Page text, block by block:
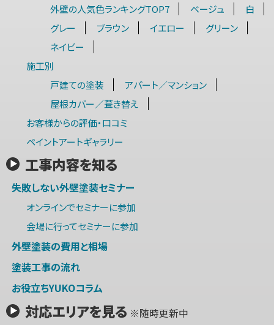
外壁の人気色ランキングTOP7
ベージュ
白
グレー
ブラウン イエロー
グリーン
ネイビー
施工別
戸建ての塗装
アパート／マンション
屋根カバー／葺き替え
お客様からの評価・口コミ
ペイントアートギャラリー
工事内容を知る
失敗しない外壁塗装セミナー
オンラインでセミナーに参加
会場に行ってセミナーに参加
外壁塗装の費用と相場
塗装工事の流れ
お役立ちYUKOコラム
対応エリアを見る ※随時更新中